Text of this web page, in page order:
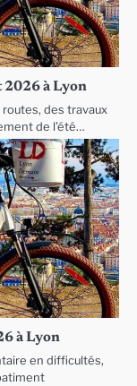
2026 à Lyon
des travaux
de l’été…
à Lyon
en difficultés,